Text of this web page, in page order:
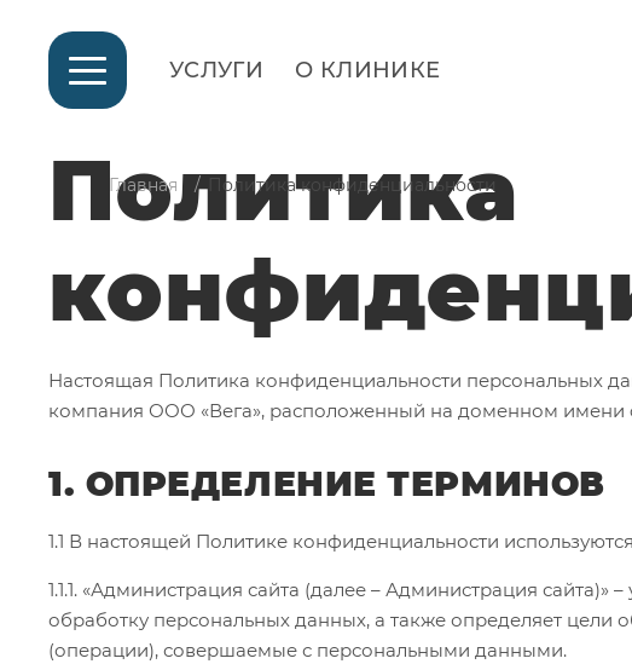
УСЛУГИ О КЛИНИКЕ
Главная Политика конфиденциальности
Политика
Настоящая Политика конфиденциальности персональных
компания ООО «Вега», расположенный на доменном имени
1. ОПРЕДЕЛЕНИЕ ТЕРМИНОВ
1.1 В настоящей Политике конфиденциальности
1.1.1. «Администрация сайта (далее – Администрация
обработку персональных данных, а также определяет
(операции), совершаемые с персональными данными.